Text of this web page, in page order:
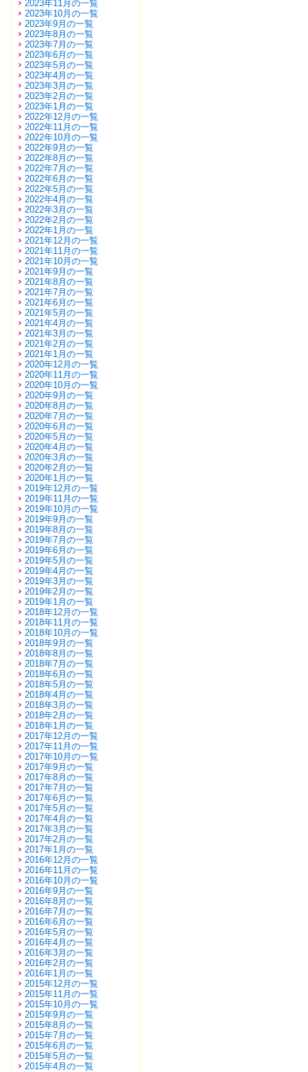
2023年11月の一覧
2023年10月の一覧
2023年9月の一覧
2023年8月の一覧
2023年7月の一覧
2023年6月の一覧
2023年5月の一覧
2023年4月の一覧
2023年3月の一覧
2023年2月の一覧
2023年1月の一覧
2022年12月の一覧
2022年11月の一覧
2022年10月の一覧
2022年9月の一覧
2022年8月の一覧
2022年7月の一覧
2022年6月の一覧
2022年5月の一覧
2022年4月の一覧
2022年3月の一覧
2022年2月の一覧
2022年1月の一覧
2021年12月の一覧
2021年11月の一覧
2021年10月の一覧
2021年9月の一覧
2021年8月の一覧
2021年7月の一覧
2021年6月の一覧
2021年5月の一覧
2021年4月の一覧
2021年3月の一覧
2021年2月の一覧
2021年1月の一覧
2020年12月の一覧
2020年11月の一覧
2020年10月の一覧
2020年9月の一覧
2020年8月の一覧
2020年7月の一覧
2020年6月の一覧
2020年5月の一覧
2020年4月の一覧
2020年3月の一覧
2020年2月の一覧
2020年1月の一覧
2019年12月の一覧
2019年11月の一覧
2019年10月の一覧
2019年9月の一覧
2019年8月の一覧
2019年7月の一覧
2019年6月の一覧
2019年5月の一覧
2019年4月の一覧
2019年3月の一覧
2019年2月の一覧
2019年1月の一覧
2018年12月の一覧
2018年11月の一覧
2018年10月の一覧
2018年9月の一覧
2018年8月の一覧
2018年7月の一覧
2018年6月の一覧
2018年5月の一覧
2018年4月の一覧
2018年3月の一覧
2018年2月の一覧
2018年1月の一覧
2017年12月の一覧
2017年11月の一覧
2017年10月の一覧
2017年9月の一覧
2017年8月の一覧
2017年7月の一覧
2017年6月の一覧
2017年5月の一覧
2017年4月の一覧
2017年3月の一覧
2017年2月の一覧
2017年1月の一覧
2016年12月の一覧
2016年11月の一覧
2016年10月の一覧
2016年9月の一覧
2016年8月の一覧
2016年7月の一覧
2016年6月の一覧
2016年5月の一覧
2016年4月の一覧
2016年3月の一覧
2016年2月の一覧
2016年1月の一覧
2015年12月の一覧
2015年11月の一覧
2015年10月の一覧
2015年9月の一覧
2015年8月の一覧
2015年7月の一覧
2015年6月の一覧
2015年5月の一覧
2015年4月の一覧